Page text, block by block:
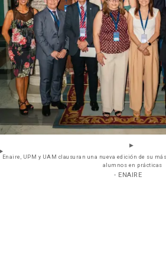
Enaire, UPM y UAM clausuran una nueva edición de su
alumnos en prácticas
- ENAIRE